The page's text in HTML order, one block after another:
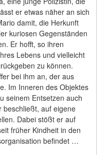
er etwas näher an sich
damit, die Herkunft
kuriosen Gegenständen
Er hofft, so ihren
Lebens und vielleicht
zu können.
bei ihm an, der aus
Im Inneren des Objektes
seinem Entsetzen auch
beschließt, auf eigene
Dabei stößt er auf
früher Kindheit in den
befindet …